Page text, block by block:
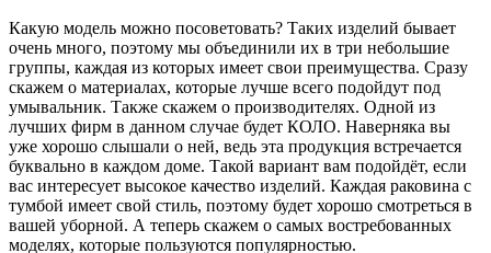
Какую модель можно посоветовать? Таких изделий бывает
очень много, поэтому мы объединили их в три небольшие
группы, каждая из которых имеет свои преимущества. Сразу
скажем о материалах, которые лучше всего подойдут под
умывальник. Также скажем о производителях. Одной из
лучших фирм в данном случае будет КОЛО. Наверняка вы
уже хорошо слышали о ней, ведь эта продукция встречается
буквально в каждом доме. Такой вариант вам подойдёт, если
вас интересует высокое качество изделий. Каждая раковина с
тумбой имеет свой стиль, поэтому будет хорошо смотреться в
вашей уборной. А теперь скажем о самых востребованных
моделях, которые пользуются популярностью.